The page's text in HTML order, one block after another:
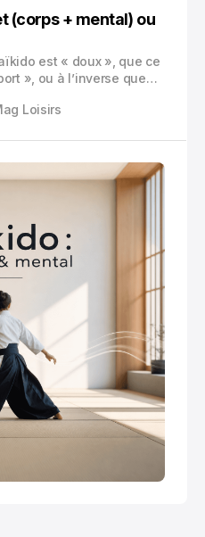
(corps + mental) ou
est « doux », que ce
», ou à l’inverse que
Loisirs